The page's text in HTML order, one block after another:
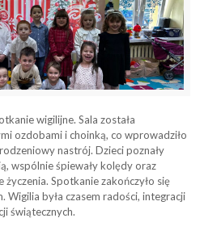
wigilijne. Sala została
ozdobami i choinką, co wprowadziło
nastrój. Dzieci poznały
wspólnie śpiewały kolędy oraz
życzenia. Spotkanie zakończyło się
Wigilia była czasem radości, integracji
świątecznych.